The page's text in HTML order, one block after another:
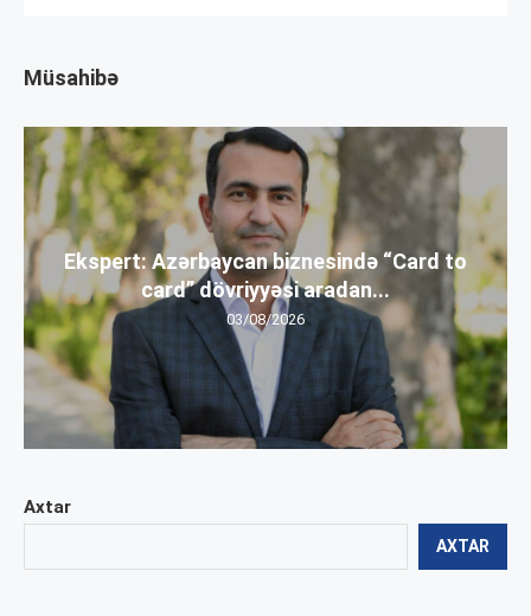
Axtar
AXTAR
Müsahibə
Ekspert: Azərbaycan biznesində “Card to
card” dövriyyəsi aradan...
03/08/2026